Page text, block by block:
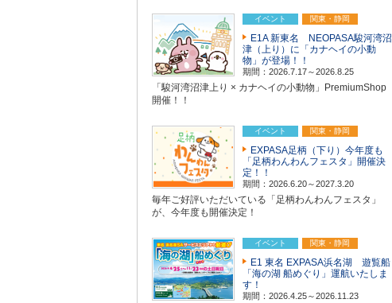
イベント 関東・静岡
E1A 新東名 NEOPASA駿河湾沼
津（上り）に「カナヘイの小動
物」が登場！！
期間：2026.7.17～2026.8.25
「駿河湾沼津上り × カナヘイの小動物」PremiumShop
開催！！
イベント 関東・静岡
EXPASA足柄（下り）今年度も
「足柄わんわんフェスタ」開催決
定！！
期間：2026.6.20～2027.3.20
毎年ご好評いただいている「足柄わんわんフェスタ」
が、今年度も開催決定！
イベント 関東・静岡
E1 東名 EXPASA浜名湖 遊覧船
「海の湖 船めぐり」運航いたしま
す！
期間：2026.4.25～2026.11.23